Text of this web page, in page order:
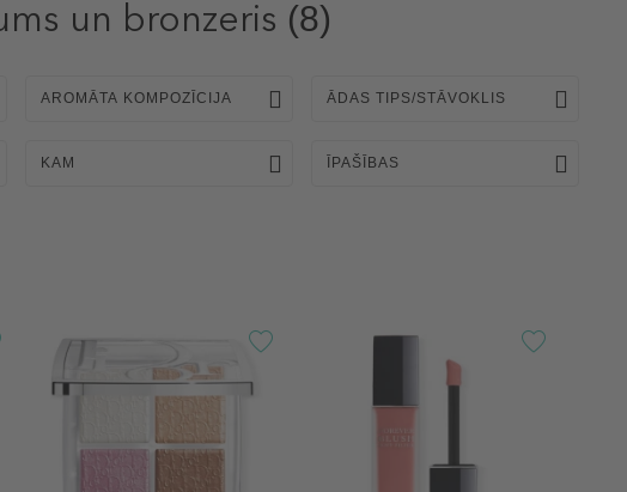
un bronzeris (8)
AROMĀTA KOMPOZĪCIJA ĀDAS TIPS/STĀVOKLIS
KAM ĪPAŠĪBAS